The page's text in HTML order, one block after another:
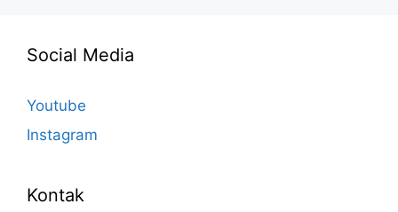
Social Media
Youtube
Instagram
Kontak